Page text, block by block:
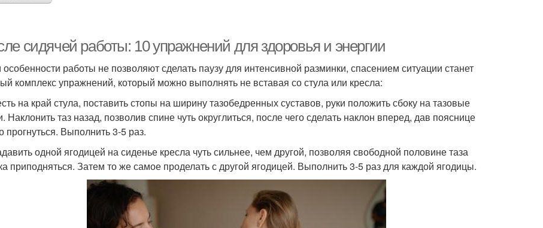
сидячей работы: 10 упражнений для здоровья и энергии
особенности работы не позволяют сделать паузу для интенсивной разминки, спасением ситуации станет
комплекс упражнений, который можно выполнять не вставая со стула или кресла:
на край стула, поставить стопы на ширину тазобедренных суставов, руки положить сбоку на тазовые
Наклонить таз назад, позволив спине чуть округлиться, после чего сделать наклон вперед, дав пояснице
прогнуться. Выполнить 3-5 раз.
одной ягодицей на сиденье кресла чуть сильнее, чем другой, позволяя свободной половине таза
приподняться. Затем то же самое проделать с другой ягодицей. Выполнить 3-5 раз для каждой ягодицы.